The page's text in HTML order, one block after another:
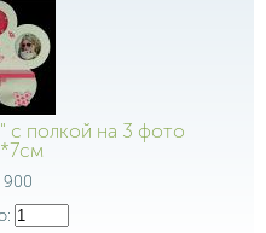
полкой на 3 фото
900